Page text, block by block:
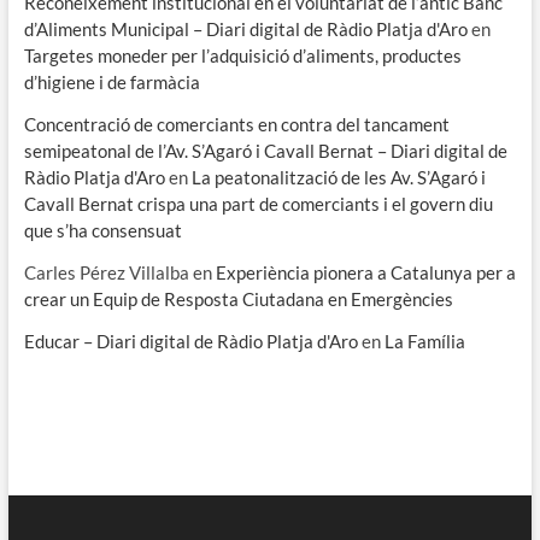
d’Aliments Municipal – Diari digital de Ràdio Platja d'Aroen
Targetes moneder per l’adquisició d’aliments, productes
d’higiene i de farmàcia
Concentració de comerciants en contra del tancament
semipeatonal de l’Av. S’Agaró i Cavall Bernat – Diari digital de
Ràdio Platja d'Aroen La peatonalització de les Av. S’Agaró i
Cavall Bernat crispa una part de comerciants i el govern diu
que s’ha consensuat
Carles Pérez Villalba en Experiència pionera a Catalunya per a
crear un Equip de Resposta Ciutadana en Emergències
Educar – Diari digital de Ràdio Platja d'Aroen La Família